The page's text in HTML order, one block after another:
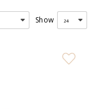
Show